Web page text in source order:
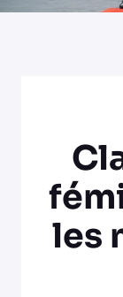
les